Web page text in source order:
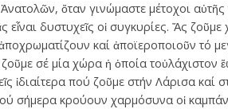
ὅταν γινώμαστε μέτοχοι αὐτῆς
εἶναι δυστυχεῖς οἱ συγκυρίες. Ἄς
καί ἀποϊεροποιοῦν τό
σέ μία χώρα ἡ ὁποία τοὐλάχιστον
ἰδιαίτερα πού ζοῦμε στήν Λάρισα καί
σήμερα κρούουν χαρμόσυνα οἱ